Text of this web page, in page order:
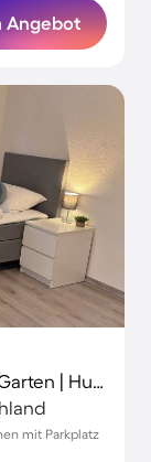
Angebot
Voll ausgestattetes Ferienhaus mit Garten | Hunde erlaubt
mit Parkplatz